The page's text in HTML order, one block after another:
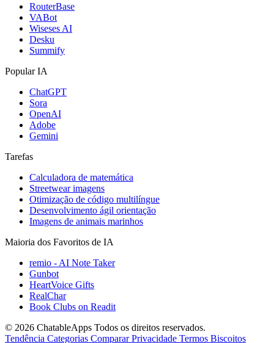
RouterBase
VABot
Wiseses AI
Desku
Summify
Popular IA
ChatGPT
Sora
OpenAI
Adobe
Gemini
Tarefas
Calculadora de matemática
Streetwear imagens
Otimização de código multilíngue
Desenvolvimento ágil orientação
Imagens de animais marinhos
Maioria dos Favoritos de IA
remio - AI Note Taker
Gunbot
HeartVoice Gifts
RealChar
Book Clubs on Readit
© 2026 ChatableApps Todos os direitos reservados.
Tendência Categorias CompararPrivacidade Termos Biscoitos